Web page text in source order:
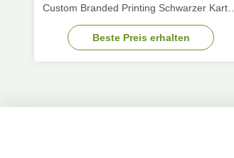
Custom Branded Printing Schwarzer Karton
Wein Papierbeutel
Beste Preis erhalten